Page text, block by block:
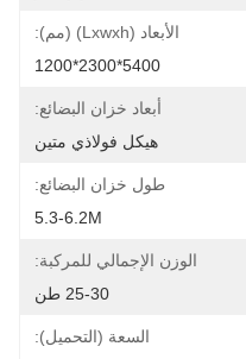
الأبعاد (lxwxh) (مم):
5400*2300*1200
أبعاد خزان البضائع:
هيكل فولاذي متين
طول خزان البضائع:
5.3-6.2M
الوزن الإجمالي للمركبة:
25-30 طن
السعة (التحميل):